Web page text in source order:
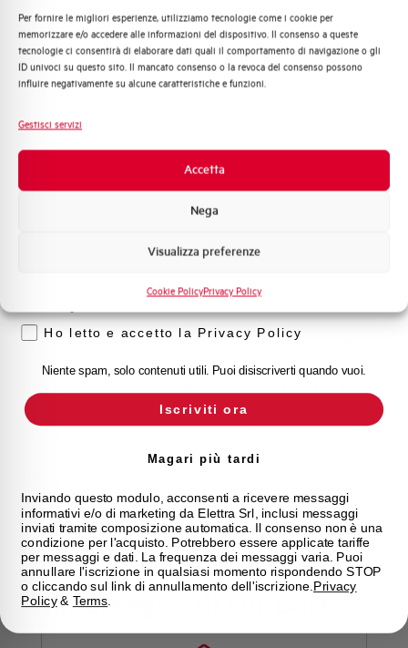
Per fornire le migliori esperienze, utilizziamo tecnologie come i cookie per
memorizzare e/o accedere alle informazioni del dispositivo. Il consenso a queste
tecnologie ci consentirà di elaborare dati quali il comportamento di navigazione o gli
ID univoci su questo sito. Il mancato consenso o la revoca del consenso possono
influire negativamente su alcune caratteristiche e funzioni.
Gestisci servizi
Accetta
Nega
Visualizza preferenze
Cookie PolicyPrivacy Policy
Capacità dei terminali 1…35 mm²
Adatto al sezionamento
Temperatura di impiego -25/+55 °C
Temperatura di riferimento (°C)
Classe di limitazione
Hai bisogno di supporto?
Quali argomenti ti interessano di più?
Distribuzione di Energia
Automazione Industriale
Sistema Quadri
Promozioni e offerte
Formazione tecnica
Voglio ricevere aggiornamenti, novità di
Ho letto e accetto la Privacy Policy
Niente spam, solo contenuti utili. Puoi disiscriverti quando vuoi.
Iscriviti ora
Magari più tardi
Inviando questo modulo, acconsenti a ricevere messaggi
informativi e/o di marketing da Elettra Srl, inclusi messaggi
inviati tramite composizione automatica. Il consenso non è una
condizione per l'acquisto. Potrebbero essere applicate tariffe
per messaggi e dati. La frequenza dei messaggi varia. Puoi
annullare l'iscrizione in qualsiasi momento rispondendo STOP
o cliccando sul link di annullamento dell'iscrizione. Privacy
Policy& Terms